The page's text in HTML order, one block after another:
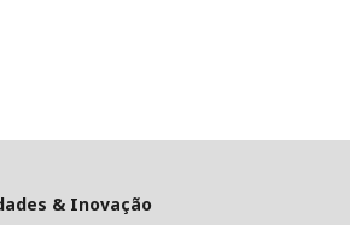
& Inovação